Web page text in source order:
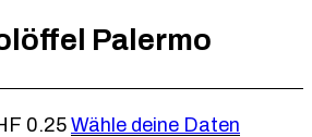
Palermo
0.25 Wähle deine Daten